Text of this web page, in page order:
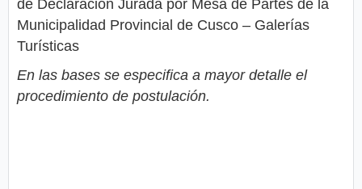
de Declaración Jurada por Mesa de Partes de la
Municipalidad Provincial de Cusco – Galerías
Turísticas
En las bases se especifica a mayor detalle el
procedimiento de postulación.